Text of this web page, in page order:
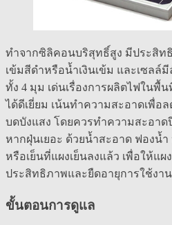
ทำจากซิลิคอนบริสุทธิ์สูง มีประสิท
เข้มสีดำหรือน้ำเงินเข้ม และเซล
ทั้ง 4 มุม เด่นเรื่องการผลิตไฟในพื้
ได้ดีเยี่ยม เน้นทำความสะอาดเพื่อ
บดบังแสง โดยควรทำความสะอาด
หากฝุ่นเยอะ ด้วยน้ำสะอาด ฟองน้
หรือเย็นที่แผงเย็นลงแล้ว เพื่อให้แผ
ประสิทธิภาพและยืดอายุการใช้งาน
ขั้นตอนการดูแล